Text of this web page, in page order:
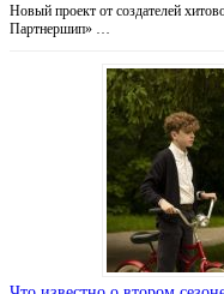
Новый проект от создателей
Партнершип» …